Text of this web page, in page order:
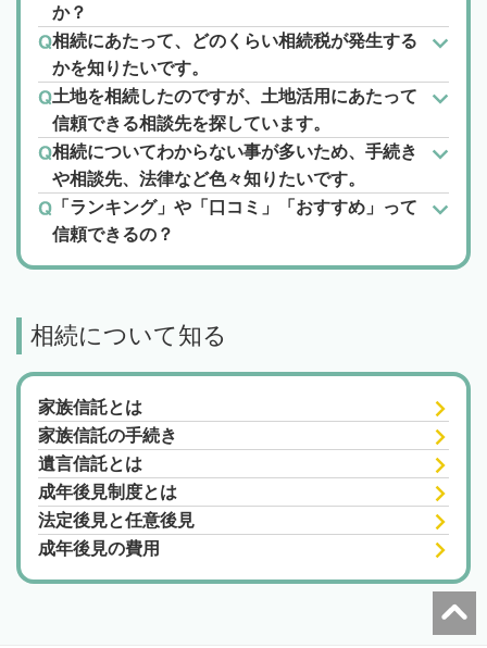
か？
相続にあたって、どのくらい相続税が発生する
かを知りたいです。
土地を相続したのですが、土地活用にあたって
信頼できる相談先を探しています。
相続についてわからない事が多いため、手続き
や相談先、法律など色々知りたいです。
「ランキング」や「口コミ」「おすすめ」って
信頼できるの？
相続について知る
家族信託とは
家族信託の手続き
遺言信託とは
成年後見制度とは
法定後見と任意後見
成年後見の費用